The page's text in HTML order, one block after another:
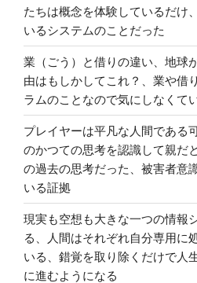
たちは概念を体験しているだけ
いるシステムのことだった
業（ごう）と借りの違い、地球
由はもしかしてこれ？、業や借
ラムのことなので気にしなくて
プレイヤーは平凡な人間である
のかつての思考を認識して親だ
の過去の思考だった、被害者意
いる証拠
現実も空想も大きな一つの情報
る、人間はそれぞれ自分専用に
いる、錯覚を取り除くだけで人
に進むようになる